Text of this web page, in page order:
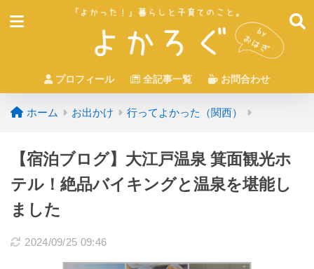
プロフィール 全記事一覧 お問合わせ
ホーム お出かけ 行ってよかった（関西）
【宿泊ブログ】大江戸温泉 箕面観光ホ
テル！絶品バイキングと温泉を堪能し
ました
2024/09/25 09:46